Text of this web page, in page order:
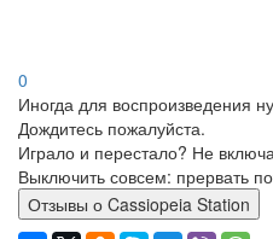
0
Иногда для воспроизведения
Дождитесь пожалуйста.
Играло и перестало? Не
Выключить совсем: прервать
Отзывы о Cassiopeia Station